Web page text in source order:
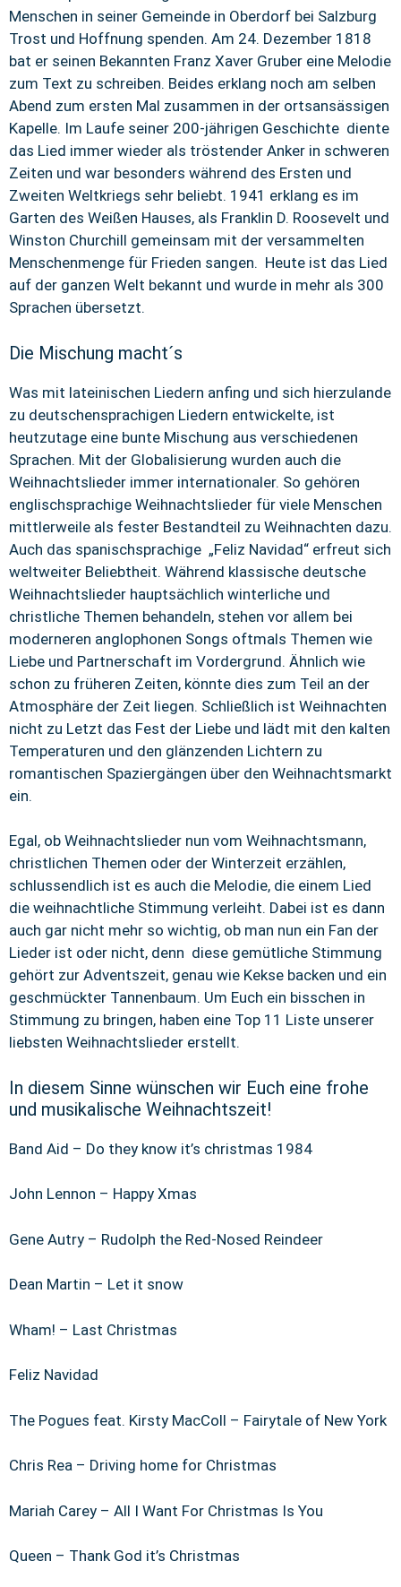
Menschen in seiner Gemeinde in Oberdorf bei Salzburg
Trost und Hoffnung spenden. Am 24. Dezember 1818
bat er seinen Bekannten Franz Xaver Gruber eine Melodie
zum Text zu schreiben. Beides erklang noch am selben
Abend zum ersten Mal zusammen in der ortsansässigen
Kapelle. Im Laufe seiner 200-jährigen Geschichte diente
das Lied immer wieder als tröstender Anker in schweren
Zeiten und war besonders während des Ersten und
Zweiten Weltkriegs sehr beliebt. 1941 erklang es im
Garten des Weißen Hauses, als Franklin D. Roosevelt und
Winston Churchill gemeinsam mit der versammelten
Menschenmenge für Frieden sangen. Heute ist das Lied
auf der ganzen Welt bekannt und wurde in mehr als 300
Sprachen übersetzt.
Die Mischung macht´s
Was mit lateinischen Liedern anfing und sich hierzulande
zu deutschensprachigen Liedern entwickelte, ist
heutzutage eine bunte Mischung aus verschiedenen
Sprachen. Mit der Globalisierung wurden auch die
Weihnachtslieder immer internationaler. So gehören
englischsprachige Weihnachtslieder für viele Menschen
mittlerweile als fester Bestandteil zu Weihnachten dazu.
Auch das spanischsprachige „Feliz Navidad“ erfreut sich
weltweiter Beliebtheit. Während klassische deutsche
Weihnachtslieder hauptsächlich winterliche und
christliche Themen behandeln, stehen vor allem bei
moderneren anglophonen Songs oftmals Themen wie
Liebe und Partnerschaft im Vordergrund. Ähnlich wie
schon zu früheren Zeiten, könnte dies zum Teil an der
Atmosphäre der Zeit liegen. Schließlich ist Weihnachten
nicht zu Letzt das Fest der Liebe und lädt mit den kalten
Temperaturen und den glänzenden Lichtern zu
romantischen Spaziergängen über den Weihnachtsmarkt
ein.
Egal, ob Weihnachtslieder nun vom Weihnachtsmann,
christlichen Themen oder der Winterzeit erzählen,
schlussendlich ist es auch die Melodie, die einem Lied
die weihnachtliche Stimmung verleiht. Dabei ist es dann
auch gar nicht mehr so wichtig, ob man nun ein Fan der
Lieder ist oder nicht, denn diese gemütliche Stimmung
gehört zur Adventszeit, genau wie Kekse backen und ein
geschmückter Tannenbaum. Um Euch ein bisschen in
Stimmung zu bringen, haben eine Top 11 Liste unserer
liebsten Weihnachtslieder erstellt.
In diesem Sinne wünschen wir Euch eine frohe
und musikalische Weihnachtszeit!
Band Aid – Do they know it’s christmas 1984
John Lennon – Happy Xmas
Gene Autry – Rudolph the Red-Nosed Reindeer
Dean Martin – Let it snow
Wham! – Last Christmas
Feliz Navidad
The Pogues feat. Kirsty MacColl – Fairytale of New York
Chris Rea – Driving home for Christmas
Mariah Carey – All I Want For Christmas Is You
Queen – Thank God it’s Christmas